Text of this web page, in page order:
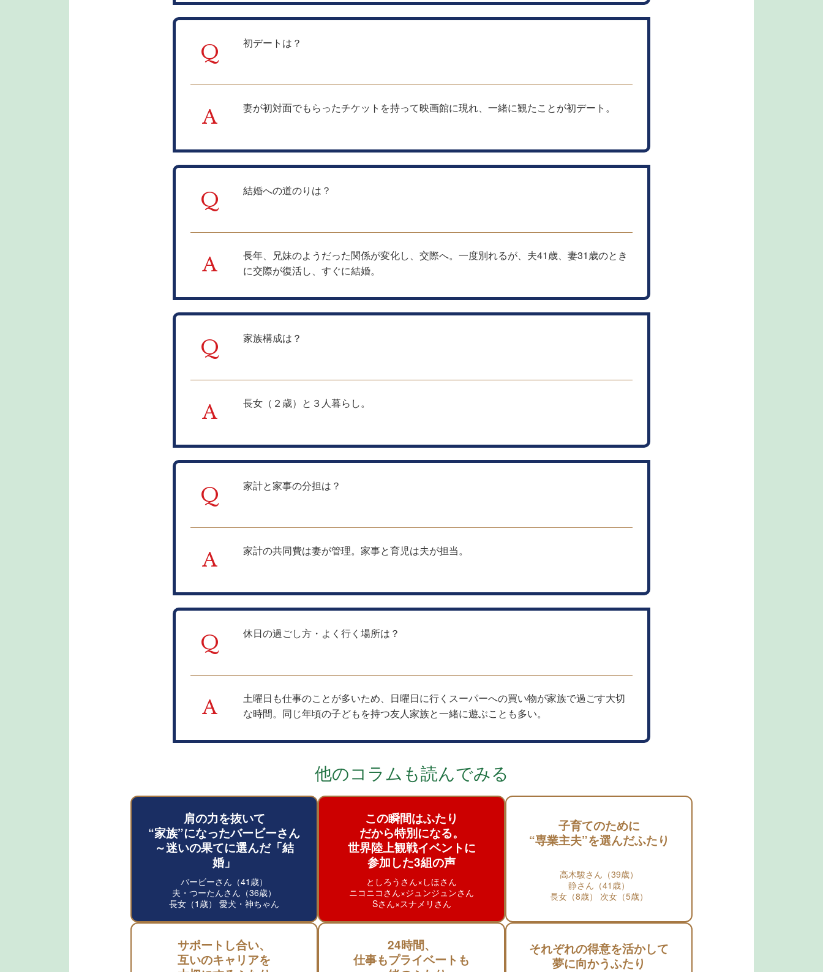
Q 初デートは？
A 妻が初対面でもらったチケットを持って映画館に現れ、一緒に観たことが初デート。
Q 結婚への道のりは？
A
長年、兄妹のようだった関係が変化し、交際へ。一度別れるが、夫41歳、妻31歳のとき
に交際が復活し、すぐに結婚。
Q 家族構成は？
A 長女（２歳）と３人暮らし。
Q 家計と家事の分担は？
A 家計の共同費は妻が管理。家事と育児は夫が担当。
Q 休日の過ごし方・よく行く場所は？
A
土曜日も仕事のことが多いため、日曜日に行くスーパーへの買い物が家族で過ごす大切
な時間。同じ年頃の子どもを持つ友人家族と一緒に遊ぶことも多い。
他のコラムも読んでみる
肩の力を抜いて
“家族”になったバービーさん
～迷いの果てに選んだ「結
婚」
バービーさん（41歳）
夫・つーたんさん（36歳）
長女（1歳） 愛犬・神ちゃん
この瞬間はふたり
だから特別になる。
世界陸上観戦イベントに
参加した3組の声
としろうさん×しほさん
ニコニコさん×ジュンジュンさん
Sさん×スナメリさん
子育てのために
“専業主夫”を選んだふたり
高木駿さん（39歳）
静さん（41歳）
長女（8歳） 次女（5歳）
サポートし合い、
互いのキャリアを
24時間、
仕事もプライベートも
それぞれの得意を活かして
夢に向かうふたり